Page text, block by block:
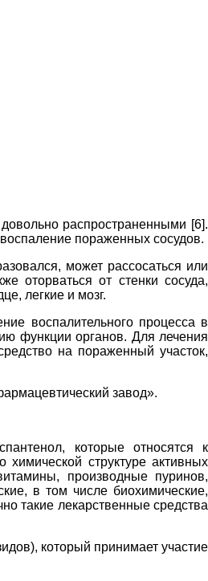
распространенными [6].
пораженных сосудов.
может рассосаться или
оторваться от стенки сосуда,
легкие и мозг.
воспалительного процесса в
функции органов. Для лечения
на пораженный участок,
завод».
которые относятся к
структуре активных
производные пуринов,
в том числе биохимические,
такие лекарственные средства
который принимает участие